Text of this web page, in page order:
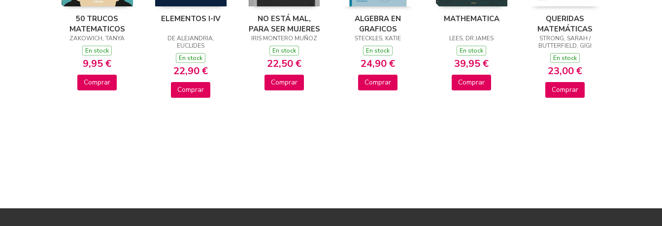
50 TRUCOS
MATEMATICOS
ZAKOWICH, TANYA
En stock
9,95 €
Comprar
ELEMENTOS I-IV
DE ALEJANDRIA,
EUCLIDES
En stock
22,90 €
Comprar
NO ESTÁ MAL,
PARA SER MUJERES
IRIS MONTERO MUÑOZ
En stock
22,50 €
Comprar
ALGEBRA EN
GRAFICOS
STECKLES, KATIE
En stock
24,90 €
Comprar
MATHEMATICA
LEES, DR JAMES
En stock
39,95 €
Comprar
QUERIDAS
MATEMÁTICAS
STRONG, SARAH /
BUTTERFIELD, GIGI
En stock
23,00 €
Comprar